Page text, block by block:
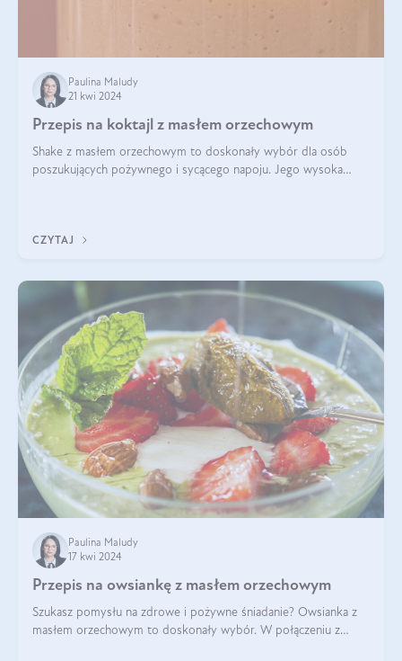
Paulina Maludy
21 kwi 2024
Przepis na koktajl z masłem orzechowym
Shake z masłem orzechowym to doskonały wybór dla osób
poszukujących pożywnego i sycącego napoju. Jego wysoka
CZYTAJ
Paulina Maludy
17 kwi 2024
Przepis na owsiankę z masłem orzechowym
Szukasz pomysłu na zdrowe i pożywne śniadanie? Owsianka z
masłem orzechowym to doskonały wybór. W połączeniu z